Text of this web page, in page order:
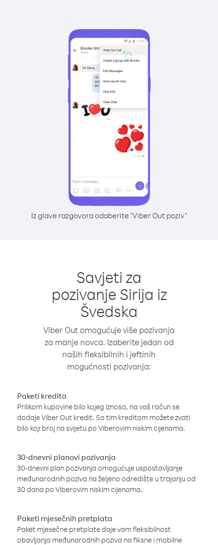
Iz glave razgovora odaberite "Viber Out poziv"
Savjeti za
pozivanje Sirija iz
Švedska
Viber Out omogućuje više pozivanja
za manje novca. Izaberite jedan od
naših fleksibilnih i jeftinih
mogućnosti pozivanja:
Paketi kredita
Prilikom kupovine bilo kojeg iznosa, na vaš račun se
dodaje Viber Out kredit. Sa tim kreditom možete zvati
bilo koji broj na svijetu po Viberovim niskim cijenama.
30-dnevni planovi pozivanja
30-dnevni plan pozivanja omogućuje uspostavljanje
međunarodnih poziva na željeno odredište u trajanju od
30 dana po Viberovim niskim cijenama.
Paketi mjesečnih pretplata
Paket mjesečne pretplate daje vam fleksibilnost
obavljanja međunarodnih poziva na fiksne i mobilne